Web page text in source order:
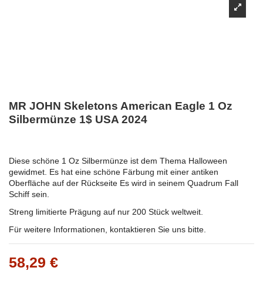
MR JOHN Skeletons American Eagle 1 Oz
Silbermünze 1$ USA 2024
Diese schöne 1 Oz Silbermünze ist dem Thema Halloween
gewidmet. Es hat eine schöne Färbung mit einer antiken
Oberfläche auf der Rückseite Es wird in seinem Quadrum Fall
Schiff sein.
Streng limitierte Prägung auf nur 200 Stück weltweit.
Für weitere Informationen, kontaktieren Sie uns bitte.
58,29 €